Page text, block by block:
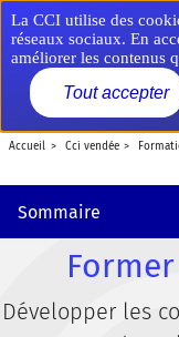
Aller
au
contenu
principal
MENU
accueil cci vendée
Sommaire
A lire aussi
Se former ou former
Trouver son
Former
Développer les
Panneau de gestion
La CCI utilise des
réseaux sociaux. En
améliorer les contenus
Tout accepter